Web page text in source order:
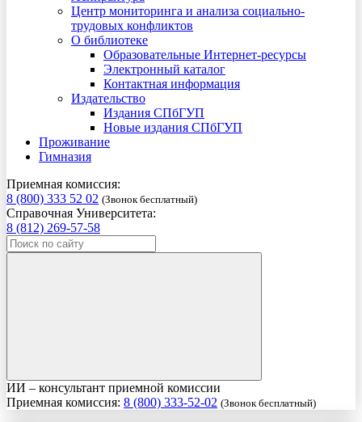
Центр мониторинга и анализа социально-
трудовых конфликтов
О библиотеке
Образовательные Интернет-ресурсы
Электронный каталог
Контактная информация
Издательство
Издания СПбГУП
Новые издания СПбГУП
Проживание
Гимназия
Приемная комиссия:
8 (800) 333 52 02 (Звонок бесплатный)
Справочная Университета:
8 (812) 269-57-58
ИИ – консультант приемной комиссии
Приемная комиссия: 8 (800) 333-52-02 (Звонок бесплатный)